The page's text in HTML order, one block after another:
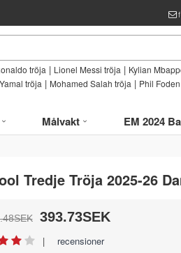
tröja | Lionel Messi tröja | Kylian
tröja | Mohamed Salah tröja | Phil
Målvakt EM 2024
Tredje Tröja 2025-26
393.73SEK
| recensioner